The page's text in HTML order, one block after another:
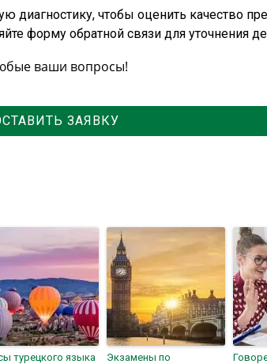
диагностику, чтобы оценить качество
форму обратной связи для уточнения
ваши вопросы!
ЗАЯВКУ
турецкого языка
Экзамены по